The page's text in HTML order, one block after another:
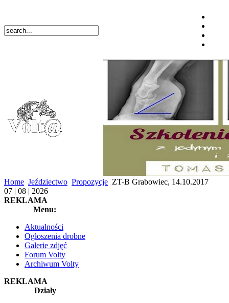
Home Jeździectwo Propozycje ZT-B Grabowiec, 14.10.2017
07 | 08 | 2026
REKLAMA
Menu:
Aktualności
Ogłoszenia drobne
Galerie zdjęć
Forum Volty
Archiwum Volty
REKLAMA
Działy